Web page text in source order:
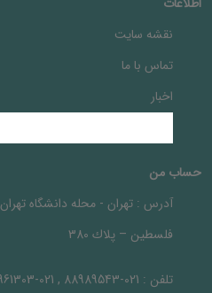
نقشه سایت
تماس با ما
اخبار
حساب من
آدرس : تهران - محله دانشگاه
فلسطين – پلاك 380
تلفن : 021-88989543 , 021-88961303